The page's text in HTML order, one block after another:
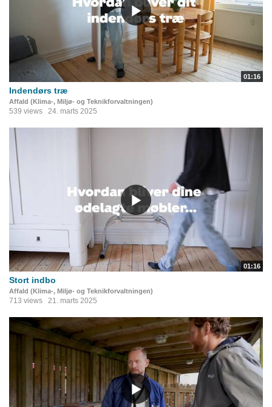
01:16
Indendørs træ
Affald (Klima-, Miljø- og Teknikforvaltningen)
539 views 24. marts 2025
01:16
Stort indbo
Affald (Klima-, Miljø- og Teknikforvaltningen)
713 views 21. marts 2025